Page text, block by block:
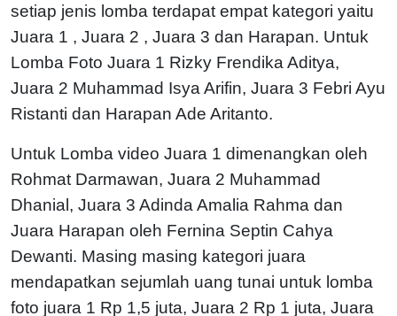
setiap jenis lomba terdapat empat kategori yaitu
Juara 1 , Juara 2 , Juara 3 dan Harapan. Untuk
Lomba Foto Juara 1 Rizky Frendika Aditya,
Juara 2 Muhammad Isya Arifin, Juara 3 Febri Ayu
Ristanti dan Harapan Ade Aritanto.
Untuk Lomba video Juara 1 dimenangkan oleh
Rohmat Darmawan, Juara 2 Muhammad
Dhanial, Juara 3 Adinda Amalia Rahma dan
Juara Harapan oleh Fernina Septin Cahya
Dewanti. Masing masing kategori juara
mendapatkan sejumlah uang tunai untuk lomba
foto juara 1 Rp 1,5 juta, Juara 2 Rp 1 juta, Juara